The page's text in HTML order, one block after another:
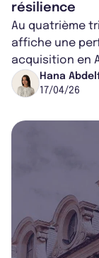
résilience
Au quatrième
affiche une
acquisition en
une activité
Hana
17/04/26